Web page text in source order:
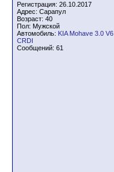
Регистрация: 26.10.2017
Адрес: Сарапул
Возраст: 40
Пол: Мужской
Автомобиль: KIA Mohave 3.0 V6
CRDI
Сообщений: 61